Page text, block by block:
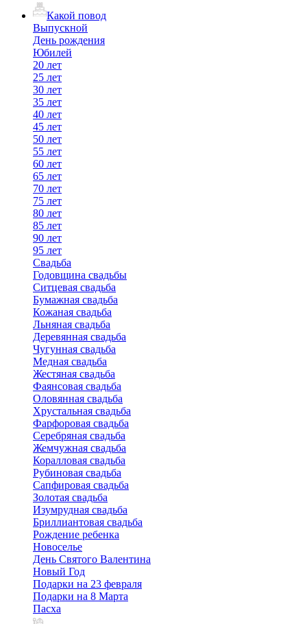
Какой повод
Выпускной
День рождения
Юбилей
20 лет
25 лет
30 лет
35 лет
40 лет
45 лет
50 лет
55 лет
60 лет
65 лет
70 лет
75 лет
80 лет
85 лет
90 лет
95 лет
Свадьба
Годовщина свадьбы
Ситцевая свадьба
Бумажная свадьба
Кожаная свадьба
Льняная свадьба
Деревянная свадьба
Чугунная свадьба
Медная свадьба
Жестяная свадьба
Фаянсовая свадьба
Оловянная свадьба
Хрустальная свадьба
Фарфоровая свадьба
Серебряная свадьба
Жемчужная свадьба
Коралловая свадьба
Рубиновая свадьба
Сапфировая свадьба
Золотая свадьба
Изумрудная свадьба
Бриллиантовая свадьба
Рождение ребенка
Новоселье
День Святого Валентина
Новый Год
Подарки на 23 февраля
Подарки на 8 Марта
Пасха